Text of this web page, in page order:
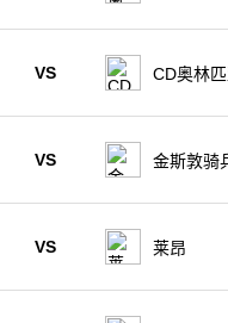
VS CD奥林
VS 金斯敦骑
VS 莱昂